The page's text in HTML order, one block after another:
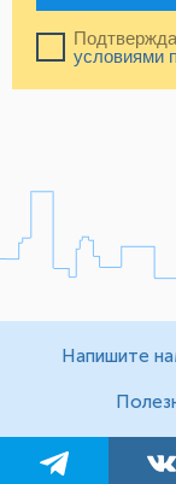
условиями
Напишите